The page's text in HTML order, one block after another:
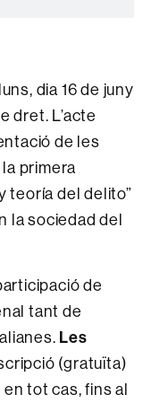
dia 16 de juny
dret. L’acte
de les
primera
teoría del delito”
la sociedad del
de
tant de
Les
(gratuïta)
tot cas, fins al